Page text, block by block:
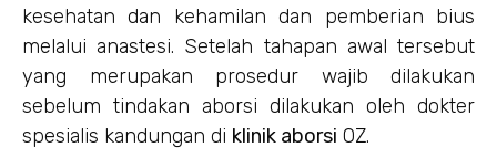
kesehatan dan kehamilan dan pemberian bius
melalui anastesi. Setelah tahapan awal tersebut
yang merupakan prosedur wajib dilakukan
sebelum tindakan aborsi dilakukan oleh dokter
spesialis kandungan di klinik aborsi OZ.